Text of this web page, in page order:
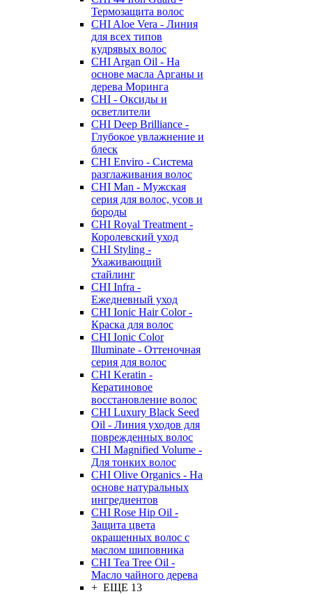
Термозащита волос
CHI Aloe Vera - Линия
для всех типов
кудрявых волос
CHI Argan Oil - На
основе масла Арганы и
дерева Моринга
CHI - Оксиды и
осветлители
CHI Deep Brilliance -
Глубокое увлажнение и
блеск
CHI Enviro - Система
разглаживания волос
CHI Man - Мужская
серия для волос, усов и
бороды
CHI Royal Treatment -
Королевский уход
CHI Styling -
Ухаживающий
стайлинг
CHI Infra -
Ежедневный уход
CHI Ionic Hair Color -
Краска для волос
CHI Ionic Color
Illuminate - Оттеночная
серия для волос
CHI Keratin -
Кератиновое
восстановление волос
CHI Luxury Black Seed
Oil - Линия уходов для
поврежденных волос
CHI Magnified Volume -
Для тонких волос
CHI Olive Organics - На
основе натуральных
ингредиентов
CHI Rose Hip Oil -
Защита цвета
окрашенных волос с
маслом шиповника
CHI Tea Tree Oil -
Масло чайного дерева
+ ЕЩЕ 13